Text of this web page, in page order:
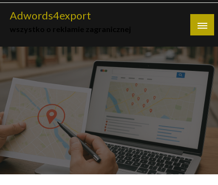
Skip
Adwords4export